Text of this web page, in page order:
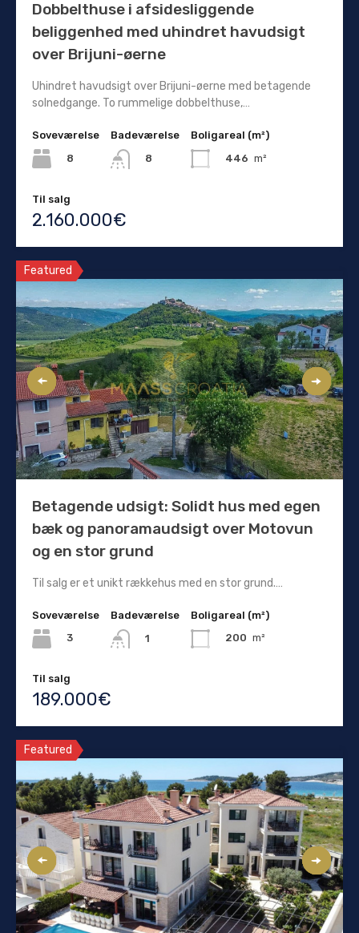
Dobbelthuse i afsidesliggende
beliggenhed med uhindret havudsigt
over Brijuni-øerne
Uhindret havudsigt over Brijuni-øerne med betagende
solnedgange. To rummelige dobbelthuse,…
Soveværelse
8
Badeværelse
8
Boligareal (m²)
446 m²
Til salg
2.160.000€
Featured
Betagende udsigt: Solidt hus med egen
bæk og panoramaudsigt over Motovun
og en stor grund
Til salg er et unikt rækkehus med en stor grund.…
Soveværelse
3
Badeværelse
1
Boligareal (m²)
200 m²
Til salg
189.000€
Featured